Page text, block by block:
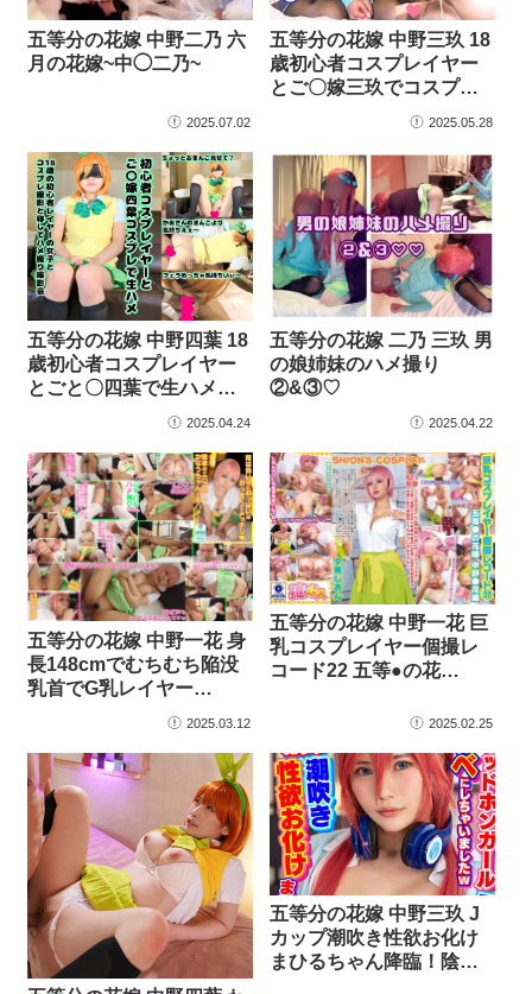
五等分の花嫁 中野二乃 六
月の花嫁~中◯二乃~
2025.07.02
五等分の花嫁 中野三玖 18
歳初心者コスプレイヤー
とご〇嫁三玖でコスプ…
2025.05.28
五等分の花嫁 中野四葉 18
歳初心者コスプレイヤー
とごと〇四葉で生ハメ…
2025.04.24
五等分の花嫁 二乃 三玖 男
の娘姉妹のハメ撮り
②&③♡
2025.04.22
五等分の花嫁 中野一花 身
長148cmでむちむち陥没
乳首でG乳レイヤー…
2025.03.12
五等分の花嫁 中野一花 巨
乳コスプレイヤー個撮レ
コード22 五等●の花…
2025.02.25
五等分の花嫁 中野三玖 J
カップ潮吹き性欲お化け
まひるちゃん降臨！陰